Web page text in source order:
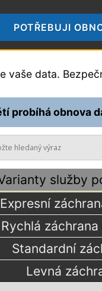
POTŘEBUJI
vaše data.
probíhá obnova
služby
Expresní
Rychlá
Standardní
Levná